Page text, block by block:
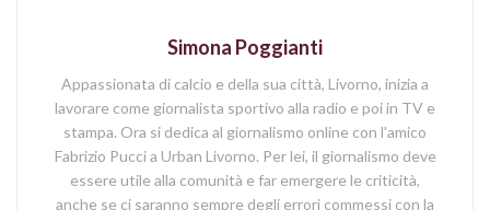
Simona Poggianti
Appassionata di calcio e della sua città, Livorno, inizia a
lavorare come giornalista sportivo alla radio e poi in TV e
stampa. Ora si dedica al giornalismo online con l'amico
Fabrizio Pucci a Urban Livorno. Per lei, il giornalismo deve
essere utile alla comunità e far emergere le criticità,
anche se ci saranno sempre degli errori commessi con la